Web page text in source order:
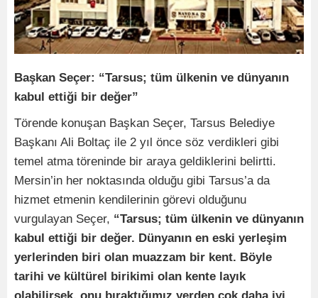
Başkan Seçer: “Tarsus; tüm ülkenin ve dünyanın
kabul ettiği bir değer”
Törende konuşan Başkan Seçer, Tarsus Belediye
Başkanı Ali Boltaç ile 2 yıl önce söz verdikleri gibi
temel atma töreninde bir araya geldiklerini belirtti.
Mersin’in her noktasında olduğu gibi Tarsus’a da
hizmet etmenin kendilerinin görevi olduğunu
vurgulayan Seçer, “Tarsus; tüm ülkenin ve dünyanın
kabul ettiği bir değer. Dünyanın en eski yerleşim
yerlerinden biri olan muazzam bir kent. Böyle
tarihi ve kültürel birikimi olan kente layık